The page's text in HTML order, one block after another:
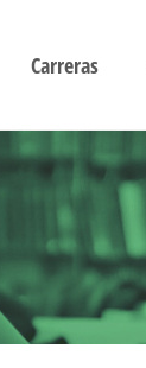
Carreras